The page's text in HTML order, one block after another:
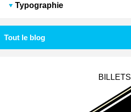
Typographie
Tout le blog
BILLETS